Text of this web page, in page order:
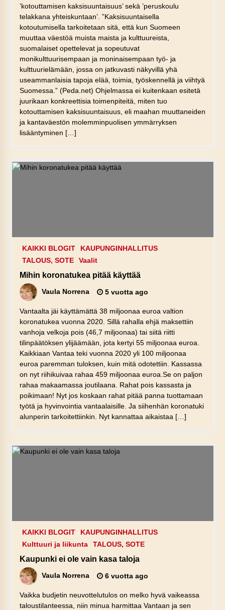
’kotouttamisen kaksisuuntaisuus’ sekä ’peruskoulu
telakkana yhteiskuntaan’. ”Kaksisuuntaisella
kotoutumisella tarkoitetaan sitä, että kun Suomeen
muuttaa väestöä muista maista ja kulttuureista,
suomalaiset opettelevat ja sopeutuvat
monikulttuurisempaan ja moninaisempaan työ- ja
kulttuurielämään, jossa on jatkuvasti näkyvillä yhä
useammanlaisia tapoja elää, toimia, työskennellä ja viihtyä
Suomessa.” (Peda.net) Ohjelmassa ei kuitenkaan esitetä
juurikaan konkreettisia toimenpiteitä, miten tuo
kotouttamisen kaksisuuntaisuus, eli maahan muuttaneiden
ja kantaväestön molemminpuolisen ymmärryksen
lisääntyminen […]
KAIKKI BLOGIT
KAUPUNGINHALLITUS
TALOUS, SOTE
Vaalit
Mihin koronatukea pitää käyttää
Vaula Norrena 5 vuotta ago
Vantaalta jäi käyttämättä 38 miljoonaa euroa valtion
koronatukea vuonna 2020. Sillä rahalla ehjä maksettiin
vanhoja velkoja pois (46,7 miljoonaa) tai siitä riitti
tilinpäätöksen ylijäämään, jota kertyi 55 miljoonaa euroa.
Kaikkiaan Vantaa teki vuonna 2020 yli 100 miljoonaa
euroa paremman tuloksen, kuin mitä odotettiin. Kassassa
on nyt riihikuivaa rahaa 459 miljoonaa euroa.Se on paljon
rahaa makaamassa joutilaana. Rahat pois kassasta ja
poikimaan! Nyt jos koskaan rahat pitää panna tuottamaan
työtä ja hyvinvointia vantaalaisille. Ja siihenhän koronatuki
alunperin tarkoitettiinkin. Nyt kannattaa aikaistaa […]
KAIKKI BLOGIT
KAUPUNGINHALLITUS
Kulttuuri ja liikunta
TALOUS, SOTE
Kaupunki ei ole vain kasa taloja
Vaula Norrena 6 vuotta ago
Vaikka budjetin neuvottelutulos on melko hyvä vaikeassa
taloustilanteessa, niin minua harmittaa Vantaan ja sen